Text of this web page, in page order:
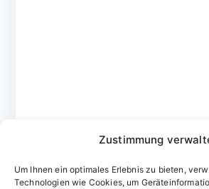
Zustimmung
Um Ihnen ein optimales Erlebnis zu bieten,
Technologien wie Cookies, um